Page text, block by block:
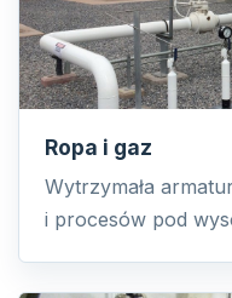
Ropa i gaz
Wytrzymała
i procesów pod